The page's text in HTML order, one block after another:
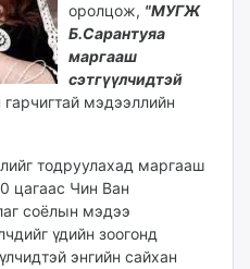
оролцож, "МУГЖ
Б.Сарантуяа
маргааш
сэтгүүлчидтэй
гарчигтай мэдээллийн
тодруулахад маргааш
цагаас Чин Ван
соёлын мэдээ
үдийн зоогонд
энгийн сайхан